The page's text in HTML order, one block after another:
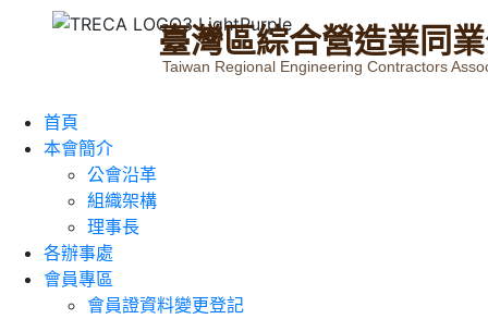
臺灣區綜合營造業同業
Taiwan Regional Engineering Contractors
首頁
本會簡介
公會沿革
組織架構
理事長
各辦事處
會員專區
會員證資料變更登記